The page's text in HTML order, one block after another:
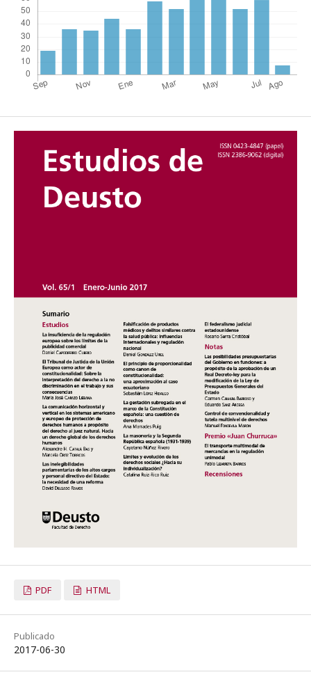
PDF HTML
Publicado
2017-06-30